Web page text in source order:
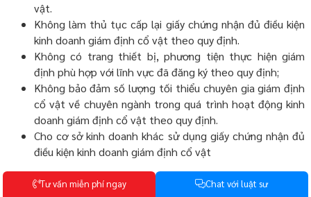
vật.
Không làm thủ tục cấp lại giấy chứng nhận đủ điều kiện
kinh doanh giám định cổ vật theo quy định.
Không có trang thiết bị, phương tiện thực hiện giám
định phù hợp với lĩnh vực đã đăng ký theo quy định;
Không bảo đảm số lượng tối thiểu chuyên gia giám định
cổ vật về chuyên ngành trong quá trình hoạt động kinh
doanh giám định cổ vật theo quy định.
Cho cơ sở kinh doanh khác sử dụng giấy chứng nhận đủ
điều kiện kinh doanh giám định cổ vật
- Điều 22:
Tưvấn miễn phíngay Chat với luật sư